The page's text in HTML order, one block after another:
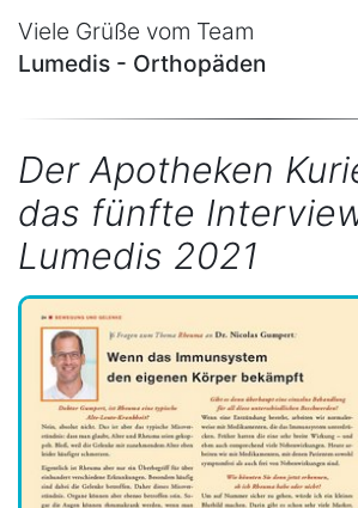
Viele Grüße vom Team
Lumedis - Orthopäden
Der Apotheken
das fünfte
Lumedis 2021